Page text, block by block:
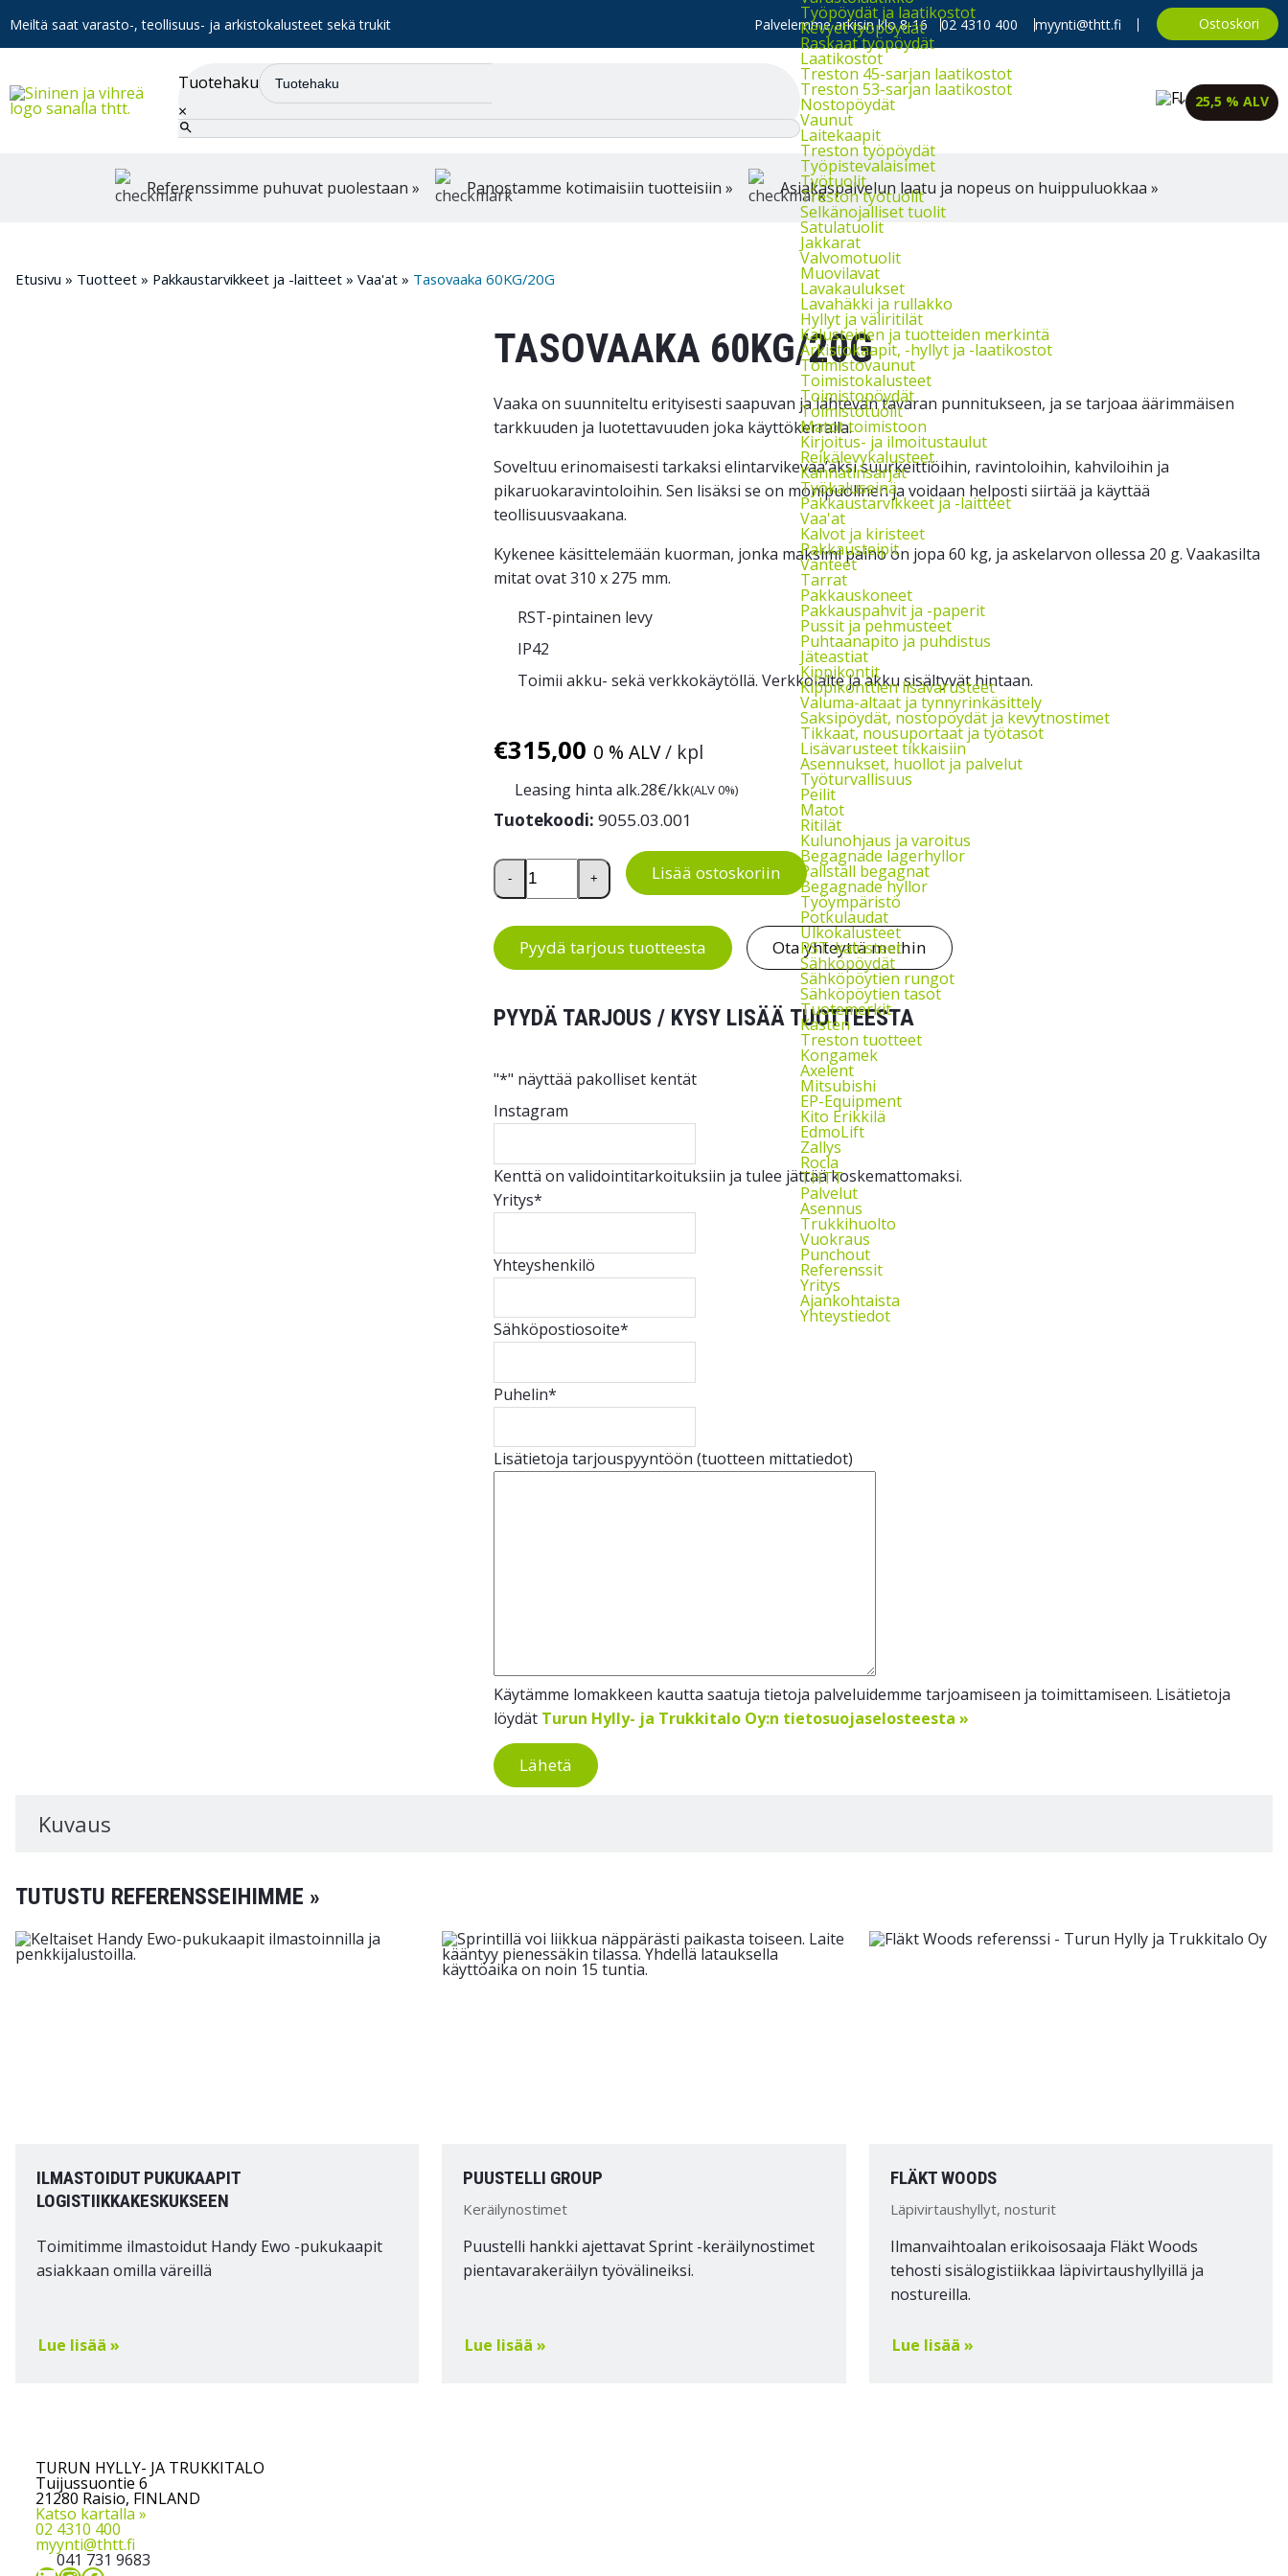
Meiltä saat varasto-, teollisuus- ja arkistokalusteet sekä trukit Palvelemme arkisin klo 8-16 02 4310 400 myynti@thtt.fi Ostoskori
Tuotehaku
×
Työpöydät ja laatikostot
Kevyet työpöydät
Raskaat työpöydät
Laatikostot
Treston 45-sarjan laatikostot
Treston 53-sarjan laatikostot
Nostopöydät
Vaunut
Laitekaapit
Treston työpöydät
Työpistevalaisimet
Työtuolit
Treston työtuolit
Selkänojalliset tuolit
Satulatuolit
Jakkarat
Valvomotuolit
Muovilavat
Lavakaulukset
Lavahäkki ja rullakko
Hyllyt ja väliritilät
Kalusteiden ja tuotteiden merkintä
Arkistokaapit, -hyllyt ja -laatikostot
Toimistovaunut
Toimistokalusteet
Toimistopöydät
Toimistotuolit
Matot toimistoon
Kirjoitus- ja ilmoitustaulut
Reikälevykalusteet
Kannatinsarjat
Työkaluseinä
Pakkaustarvikkeet ja -laitteet
Vaa'at
Kalvot ja kiristeet
Pakkausteipit
Vanteet
Tarrat
Pakkauskoneet
Pakkauspahvit ja -paperit
Pussit ja pehmusteet
Puhtaanapito ja puhdistus
Jäteastiat
Kippikontit
Kippikonttien lisävarusteet
Valuma-altaat ja tynnyrinkäsittely
Saksipöydät, nostopöydät ja kevytnostimet
Tikkaat, nousuportaat ja työtasot
Lisävarusteet tikkaisiin
Asennukset, huollot ja palvelut
Työturvallisuus
Peilit
Matot
Ritilät
Kulunohjaus ja varoitus
Begagnade lagerhyllor
Pallställ begagnat
Begagnade hyllor
Työympäristö
Potkulaudat
Ulkokalusteet
RST-kalusteet
Sähköpöydät
Sähköpöytien rungot
Sähköpöytien tasot
Tuotemerkit
Kasten
Treston tuotteet
Kongamek
Axelent
Mitsubishi
EP-Equipment
Kito Erikkilä
EdmoLift
Zallys
Rocla
THTT
Palvelut
Asennus
Trukkihuolto
Vuokraus
Punchout
Referenssit
Yritys
Ajankohtaista
Yhteystiedot
25,5 % ALV
Referenssimme puhuvat puolestaan » Panostamme kotimaisiin tuotteisiin » Asiakaspalvelun laatu ja nopeus on huippuluokkaa »
Etusivu » Tuotteet » Pakkaustarvikkeet ja -laitteet » Vaa'at » Tasovaaka 60KG/20G
TASOVAAKA 60KG/20G
Vaaka on suunniteltu erityisesti saapuvan ja lähtevän tavaran punnitukseen, ja se tarjoaa äärimmäisen
tarkkuuden ja luotettavuuden joka käyttökerralla.
Soveltuu erinomaisesti tarkaksi elintarvikevaa’aksi suurkeittiöihin, ravintoloihin, kahviloihin ja
pikaruokaravintoloihin. Sen lisäksi se on monipuolinen ja voidaan helposti siirtää ja käyttää
teollisuusvaakana.
Kykenee käsittelemään kuorman, jonka maksimi paino on jopa 60 kg, ja askelarvon ollessa 20 g. Vaakasilta
mitat ovat 310 x 275 mm.
RST-pintainen levy
IP42
Toimii akku- sekä verkkokäytöllä. Verkkolaite ja akku sisältyvät hintaan.
€315,00 0 % ALV/ kpl
Leasing hinta alk.28€/kk(ALV 0%)
Tuotekoodi: 9055.03.001
Tasovaaka 60KG/20G määrä
- + Lisää ostoskoriin
Pyydä tarjous tuotteesta Ota yhteyttä meihin
PYYDÄ TARJOUS / KYSY LISÄÄ TUOTTEESTA
"*" näyttää pakolliset kentät
Instagram
Kenttä on validointitarkoituksiin ja tulee jättää koskemattomaksi.
Yritys*
Yhteyshenkilö
Sähköpostiosoite*
Puhelin*
Lisätietoja tarjouspyyntöön (tuotteen mittatiedot)
Käytämme lomakkeen kautta saatuja tietoja palveluidemme tarjoamiseen ja toimittamiseen. Lisätietoja
löydät Turun Hylly- ja Trukkitalo Oy:n tietosuojaselosteesta »
Lähetä
Kuvaus
TUTUSTU REFERENSSEIHIMME »
ILMASTOIDUT PUKUKAAPIT
LOGISTIIKKAKESKUKSEEN
Toimitimme ilmastoidut Handy Ewo -pukukaapit
asiakkaan omilla väreillä
Lue lisää »
PUUSTELLI GROUP
Keräilynostimet
Puustelli hankki ajettavat Sprint -keräilynostimet
pientavarakeräilyn työvälineiksi.
Lue lisää »
FLÄKT WOODS
Läpivirtaushyllyt, nosturit
Ilmanvaihtoalan erikoisosaaja Fläkt Woods
tehosti sisälogistiikkaa läpivirtaushyllyillä ja
nostureilla.
Lue lisää »
TURUN HYLLY- JA TRUKKITALO
Tuijussuontie 6
21280 Raisio, FINLAND
Katso kartalla »
02 4310 400
myynti@thtt.fi
041 731 9683